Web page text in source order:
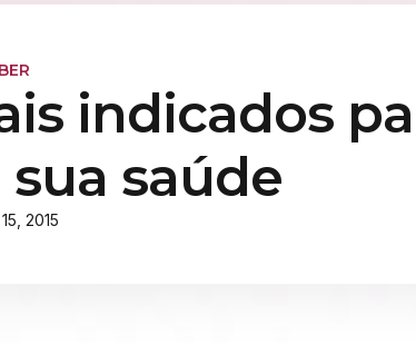
indicados
saúde
2015